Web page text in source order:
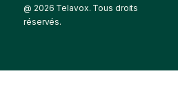
@ 2026 Telavox. Tous droits
réservés.